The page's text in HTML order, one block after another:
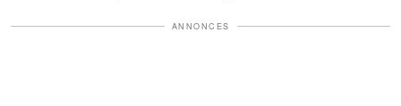
ANNONCES